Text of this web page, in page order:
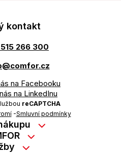
kontakt
266 300
na Facebooku
na LinkedInu
reCAPTCHA
-Smluvní podmínky
na splátky
platby